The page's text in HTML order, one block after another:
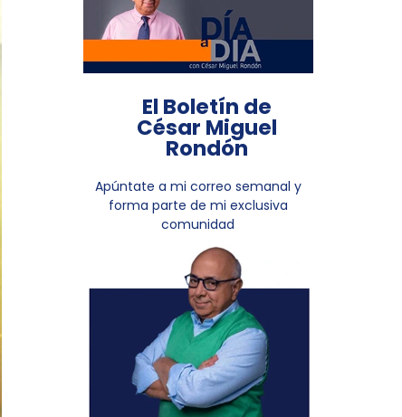
El Boletín de
César Miguel
Rondón
Apúntate a mi correo semanal y
forma parte de mi exclusiva
comunidad